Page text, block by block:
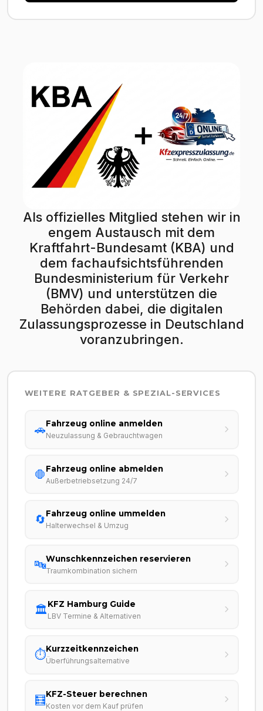
Als offizielles Mitglied stehen wir in
engem Austausch mit dem
Kraftfahrt-Bundesamt (KBA) und
dem fachaufsichtsführenden
Bundesministerium für Verkehr
(BMV) und unterstützen die
Behörden dabei, die digitalen
Zulassungsprozesse in Deutschland
voranzubringen.
WEITERE RATGEBER & SPEZIAL-SERVICES
🚗Fahrzeug online anmelden
Neuzulassung & Gebrauchtwagen
🛑Fahrzeug online abmelden
Außerbetriebsetzung 24/7
🔄Fahrzeug online ummelden
Halterwechsel & Umzug
🔤Wunschkennzeichen reservieren
Traumkombination sichern
🏛️KFZ Hamburg Guide
LBV Termine & Alternativen
⏱️Kurzzeitkennzeichen
Überführungsalternative
🧮KFZ-Steuer berechnen
Kosten vor dem Kauf prüfen